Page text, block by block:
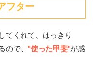
フター
てくれて、はっきり
ので、 "使った甲斐"が感